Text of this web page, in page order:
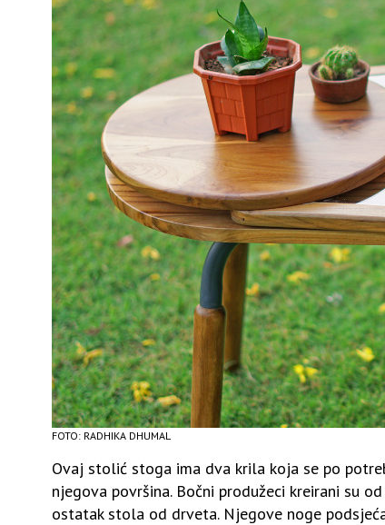
FOTO: RADHIKA DHUMAL
Ovaj stolić stoga ima dva krila koja se po
njegova površina. Bočni produžeci kreirani su
ostatak stola od drveta. Njegove noge